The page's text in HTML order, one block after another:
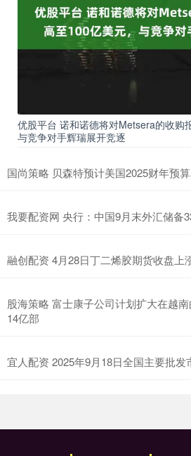
优股平台 诺和诺德将对Metsera的收购
与竞争对手辉瑞展开竞逐
国尚策略 贝森特预计美国2025财年预
我要配资网 央行：中国9月末外汇储备
融创配资 4月28日丁二烯胶期货收盘上
股海策略 富士康子公司计划扩大在越
14亿部
宜人配资 2025年9月18日全国主要批